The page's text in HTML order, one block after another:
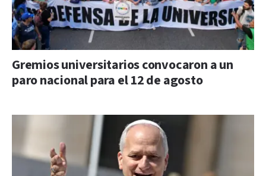
Gremios universitarios convocaron a un
paro nacional para el 12 de agosto